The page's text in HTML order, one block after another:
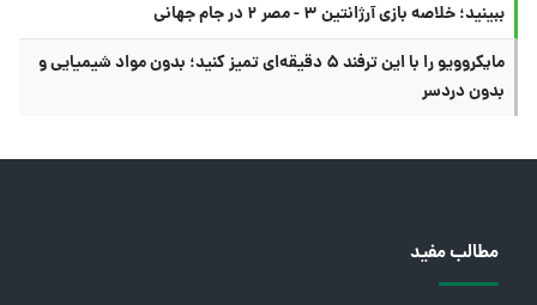
ببینید؛ خلاصه بازی آرژانتین ۳ - مصر ۲ در جام جهانی
مایکروویو را با این ترفند ۵ دقیقه‌ای تمیز کنید؛ بدون مواد شیمیایی و
بدون دردسر
مطالب مفید